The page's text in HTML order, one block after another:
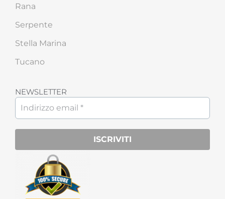
Rana
Serpente
Stella Marina
Tucano
NEWSLETTER